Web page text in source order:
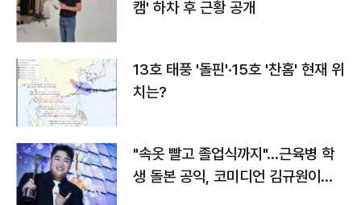
캠' 하차 후 근황 공개
13호 태풍 '돌핀'·15호 '찬홈' 현재 위
치는?
"속옷 빨고 졸업식까지"…근육병 학
생 돌본 공익, 코미디언 김규원이었